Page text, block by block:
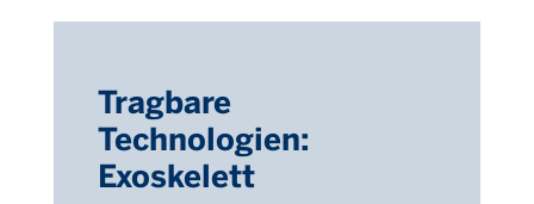
Tragbare
Technologien:
Exoskelett